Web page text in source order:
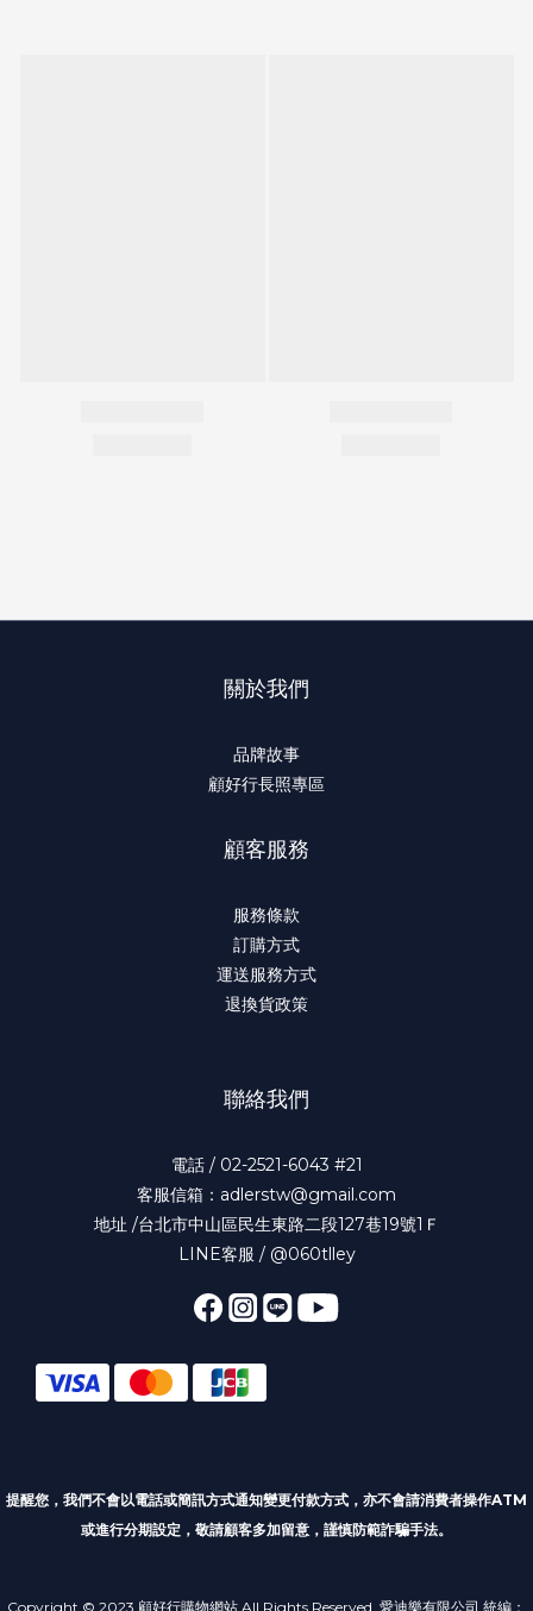
關於我們
品牌故事
顧好行長照專區
顧客服務
服務條款
訂購方式
運送服務方式
退換貨政策
聯絡我們
電話 / 02-2521-6043 #21
客服信箱：adlerstw@gmail.com
地址 /台北市中山區民生東路二段127巷19號1Ｆ
LINE客服 / @060tlley
提醒您，我們不會以電話或簡訊方式通知變更付款方式 ，亦不會請消費者操作ATM
或進行分期設定，敬請顧客多加留意，謹慎防範詐騙手法。
Copyright © 2023 顧好行購物網站 All Rights Reserved. 愛迪樂有限公司 統編：